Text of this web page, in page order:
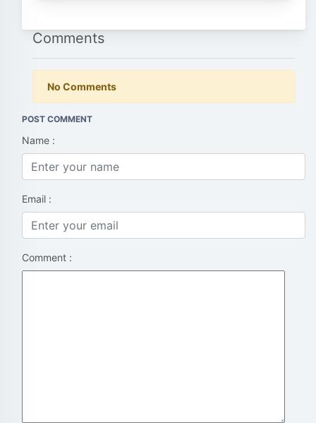
Comments
No Comments
POST COMMENT
Name :
Email :
Comment :